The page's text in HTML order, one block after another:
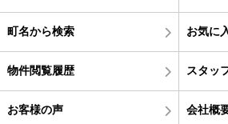
町名から検索 お気に
物件閲覧履歴 スタッ
お客様の声 会社概